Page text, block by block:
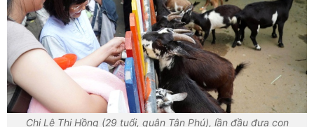
Chị Lê Thị Hồng (29 tuổi, quận Tân Phú), lần đầu đưa con